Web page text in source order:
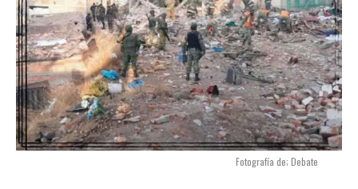
Fotografía de; Debate